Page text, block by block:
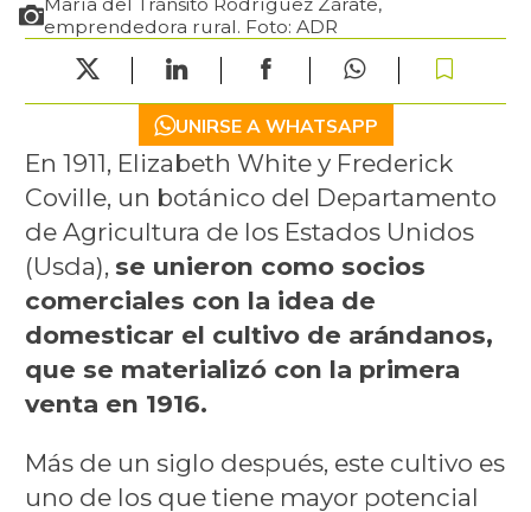
emprendedora rural. Foto: ADR
UNIRSE A WHATSAPP
En 1911, Elizabeth White y Frederick
Coville, un botánico del Departamento
de Agricultura de los Estados Unidos
(Usda), se unieron como socios
comerciales con la idea de
domesticar el cultivo de arándanos,
que se materializó con la primera
venta en 1916.
Más de un siglo después, este cultivo es
uno de los que tiene mayor potencial